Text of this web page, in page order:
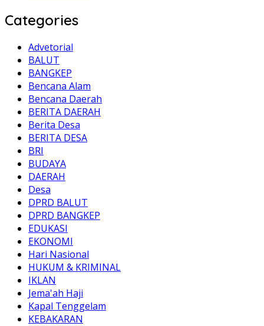
Categories
Advetorial
BALUT
BANGKEP
Bencana Alam
Bencana Daerah
BERITA DAERAH
Berita Desa
BERITA DESA
BRI
BUDAYA
DAERAH
Desa
DPRD BALUT
DPRD BANGKEP
EDUKASI
EKONOMI
Hari Nasional
HUKUM & KRIMINAL
IKLAN
Jema'ah Haji
Kapal Tenggelam
KEBAKARAN